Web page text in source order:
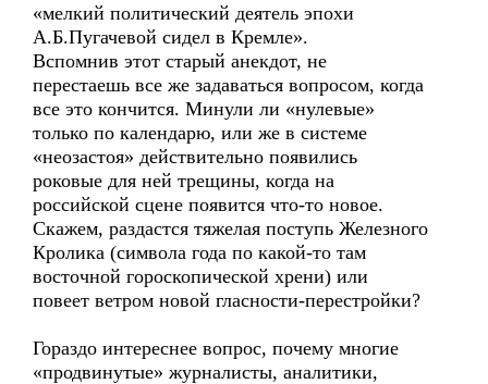
«мелкий политический деятель эпохи
А.Б.Пугачевой сидел в Кремле».
Вспомнив этот старый анекдот, не
перестаешь все же задаваться вопросом, когда
все это кончится. Минули ли «нулевые»
только по календарю, или же в системе
«неозастоя» действительно появились
роковые для ней трещины, когда на
российской сцене появится что-то новое.
Скажем, раздастся тяжелая поступь Железного
Кролика (символа года по какой-то там
восточной гороскопической хрени) или
повеет ветром новой гласности-перестройки?
Гораздо интереснее вопрос, почему многие
«продвинутые» журналисты, аналитики,